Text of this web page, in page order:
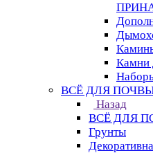
Камни
ВСЁ ДЛЯ
Назад
ВСЁ ДЛЯ
Грунты